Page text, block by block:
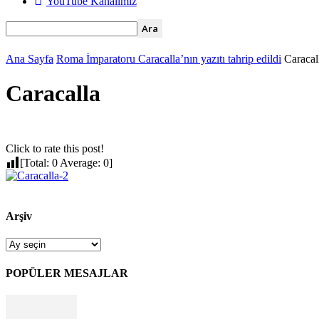
Ana Sayfa Roma İmparatoru Caracalla’nın yazıtı tahrip edildi
Caracalla
Click to rate this post!
[Total: 0 Average: 0]
Arşiv
Arşiv
POPÜLER MESAJLAR